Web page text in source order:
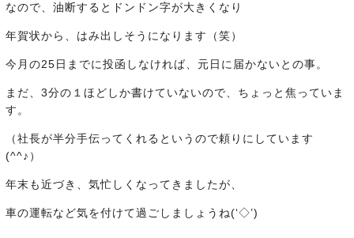
なので、油断するとドンドン字が大きくなり
年賀状から、はみ出しそうになります（笑）
今月の25日までに投函しなければ、元日に届かないとの事。
まだ、3分の１ほどしか書けていないので、ちょっと焦っていま
す。
（社長が半分手伝ってくれるというので頼りにしています
(^^♪）
年末も近づき、気忙しくなってきましたが、
車の運転など気を付けて過ごしましょうね(‘◇’)ゞ